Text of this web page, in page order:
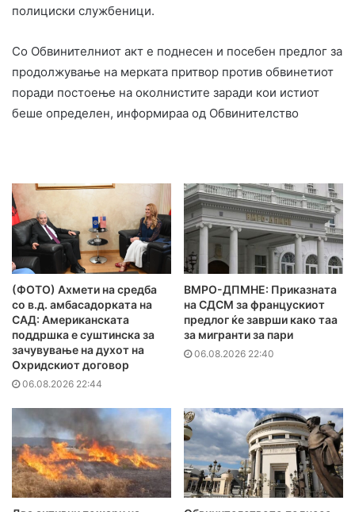
полициски службеници.
Со Обвинителниот акт е поднесен и посебен предлог за
продолжување на мерката притвор против обвинетиот
поради постоење на околнистите заради кои истиот
беше определен, информираа од Обвинителство
(ФОТО) Ахмети на средба
со в.д. амбасадорката на
САД: Американската
поддршка е суштинска за
зачувување на духот на
Охридскиот договор
06.08.2026 22:44
ВМРО-ДПМНЕ: Приказната
на СДСМ за францускиот
предлог ќе заврши како таа
за мигранти за пари
06.08.2026 22:40